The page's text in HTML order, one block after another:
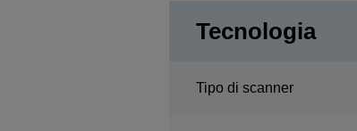
Tecnologia
Tipo di scanner